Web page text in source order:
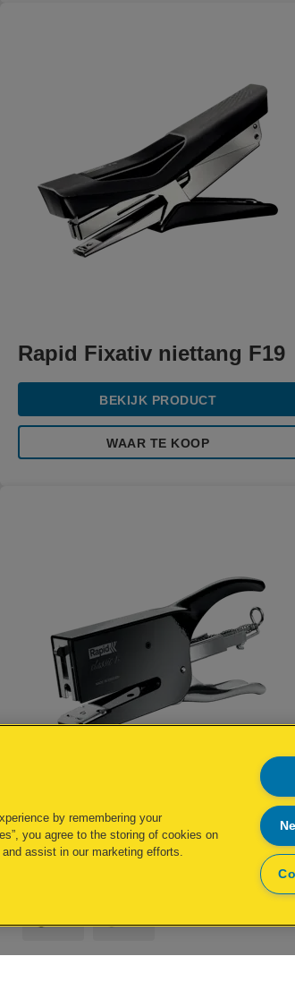
Rapid Fixativ niettang F19
BEKIJK PRODUCT
WAAR TE KOOP
Rapid Classic K1+ niettang
voor nr. 26 nietjes
by remembering your
you agree to the storing of cookies on
assist in our marketing efforts.